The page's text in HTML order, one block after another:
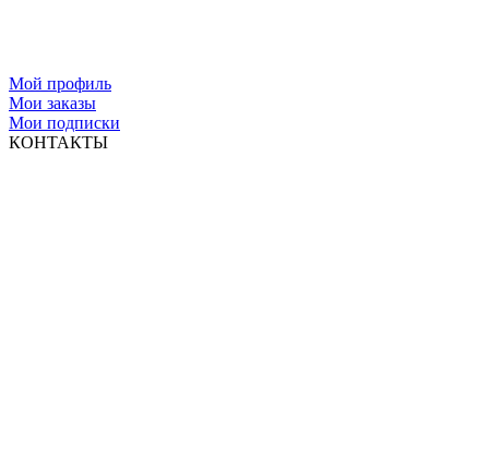
Мой профиль
Мои заказы
Мои подписки
КОНТАКТЫ